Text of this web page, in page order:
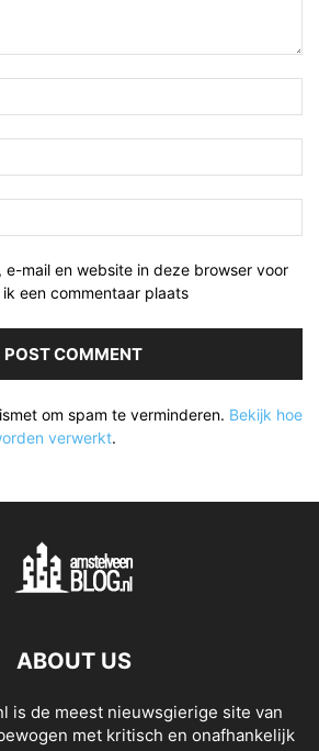
e-mail en website in deze browser voor
een commentaar plaats
om spam te verminderen. Bekijk hoe
verwerkt.
ABOUT US
is de meest nieuwsgierige site van
met kritisch en onafhankelijk